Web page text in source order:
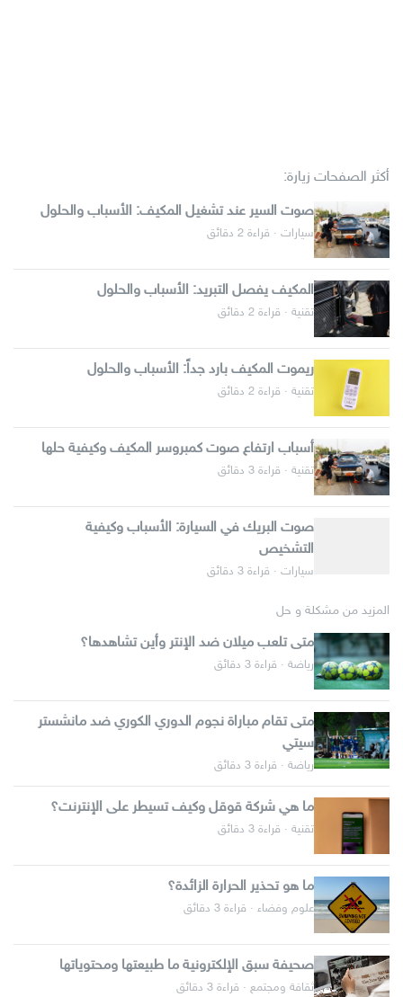
أكثر الصفحات زيارة:
صوت السير عند تشغيل المكيف: الأسباب والحلول
سيارات · قراءة 2 دقائق
المكيف يفصل التبريد: الأسباب والحلول
تقنية · قراءة 2 دقائق
ريموت المكيف بارد جداً: الأسباب والحلول
تقنية · قراءة 2 دقائق
أسباب ارتفاع صوت كمبروسر المكيف وكيفية حلها
تقنية · قراءة 3 دقائق
صوت البريك في السيارة: الأسباب وكيفية
التشخيص
سيارات · قراءة 3 دقائق
المزيد من مشكلة و حل
متى تلعب ميلان ضد الإنتر وأين تشاهدها؟
رياضة · قراءة 3 دقائق
متى تقام مباراة نجوم الدوري الكوري ضد مانشستر
سيتي
رياضة · قراءة 3 دقائق
ما هي شركة قوقل وكيف تسيطر على الإنترنت؟
تقنية · قراءة 3 دقائق
ما هو تحذير الحرارة الزائدة؟
علوم وفضاء · قراءة 3 دقائق
صحيفة سبق الإلكترونية ما طبيعتها ومحتوياتها
ثقافة ومجتمع · قراءة 3 دقائق